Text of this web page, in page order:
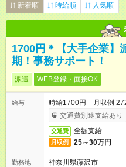
新着順 時給順 人気順
1700円＊【大手企業】
期！事務サポート！
派遣 WEB登録・面接OK
給与
時給1700円 月収例
交通費別途支給あり
交通費 全額支給
月収例 25～30万円
勤務地
神奈川県藤沢市